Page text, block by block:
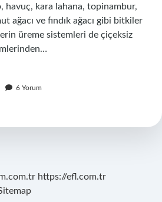
havuç, kara lahana, topinambur,
ağacı ve fındık ağacı gibi bitkiler
üreme sistemleri de çiçeksiz
6 Yorum
https://efl.com.tr